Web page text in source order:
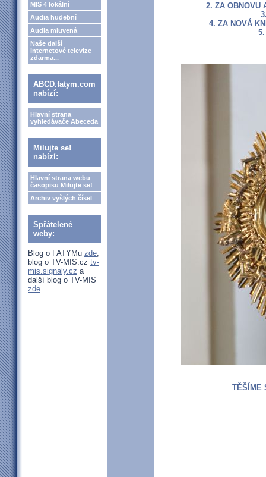
MIS 4 lokální
Audia hudební
Audia mluvená
Naše další
internetové televize
zdarma...
ABCD.fatym.com
nabízí:
Hlavní strana
vyhledávače Abeceda
Milujte se!
nabízí:
Hlavní strana webu
časopisu Milujte se!
Archiv vyšlých čísel
Spřátelené
weby:
Blog o FATYMu zde,
blog o TV-MIS.cz tv-
mis.signaly.cz a
další blog o TV-MIS
zde.
2. ZA OBNOVU
4. ZA NOVÁ
TĚŠÍME